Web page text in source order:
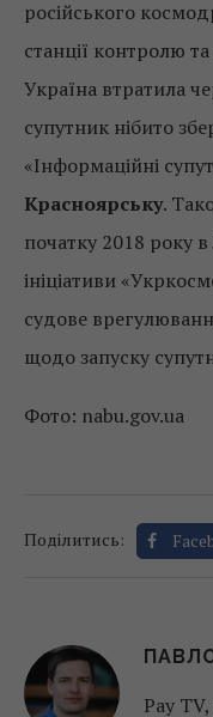
російського
станції контролю та
Україна втратила
супутник нібито
«Інформаційні
Красноярську.
початку 2018 року
ініціативи
судове
щодо запуску
Фото: nabu.gov.ua
Поділитись:
Pay